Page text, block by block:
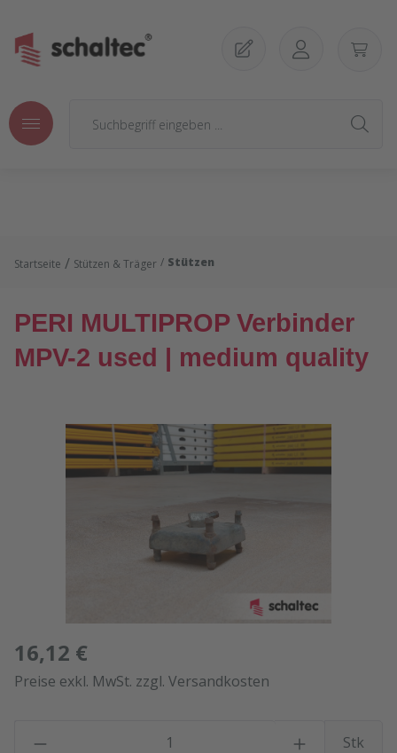
Startseite Stützen & Träger / Stützen
PERI MULTIPROP Verbinder
MPV-2 used | medium quality
Bildergalerie überspringen
16,12 €
Preise exkl. MwSt. zzgl. Versandkosten
Stk